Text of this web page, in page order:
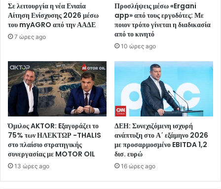
Σε λειτουργία η νέα Ενιαία
Αίτηση Ενίσχυσης 2026 μέσω
του myAGRO από την ΑΑΔΕ
7 ώρες ago
Προσλήψεις μέσω «Ergani
app» από τους εργοδότες: Με
ποιον τρόπο γίνεται η διαδικασία
από το κινητό
10 ώρες ago
Όμιλος AKTOR: Eξαγοράζει το
75% των ΗΛΕΚΤΩΡ -THALIS
στο πλαίσιο στρατηγικής
συνεργασίας με MOTOR OIL
13 ώρες ago
ΔΕΗ: Συνεχιζόμενη ισχυρή
ανάπτυξη στο Α΄ εξάμηνο 2026
με προσαρμοσμένο EBITDA 1,2
δισ. ευρώ
16 ώρες ago